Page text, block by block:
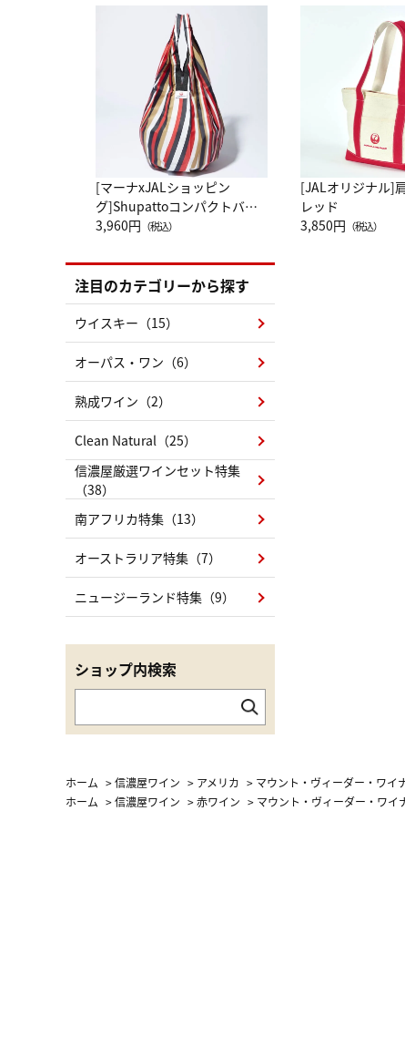
[マーナxJALショッピン
グ]Shupattoコンパクトバッ
グ Drop JAL客室乗務員
3,960円 （税込）
[JALオリジナル]
レッド
3,850円 （税込）
注目のカテゴリーから探す
ウイスキー（15）
オーパス・ワン（6）
熟成ワイン（2）
Clean Natural（25）
信濃屋厳選ワインセット特集
（38）
南アフリカ特集（13）
オーストラリア特集（7）
ニュージーランド特集（9）
ショップ内検索
ホーム >信濃屋ワイン > アメリカ > マウント・ヴィーダー・ワイ
ホーム >信濃屋ワイン >赤ワイン > マウント・ヴィーダー・ワ